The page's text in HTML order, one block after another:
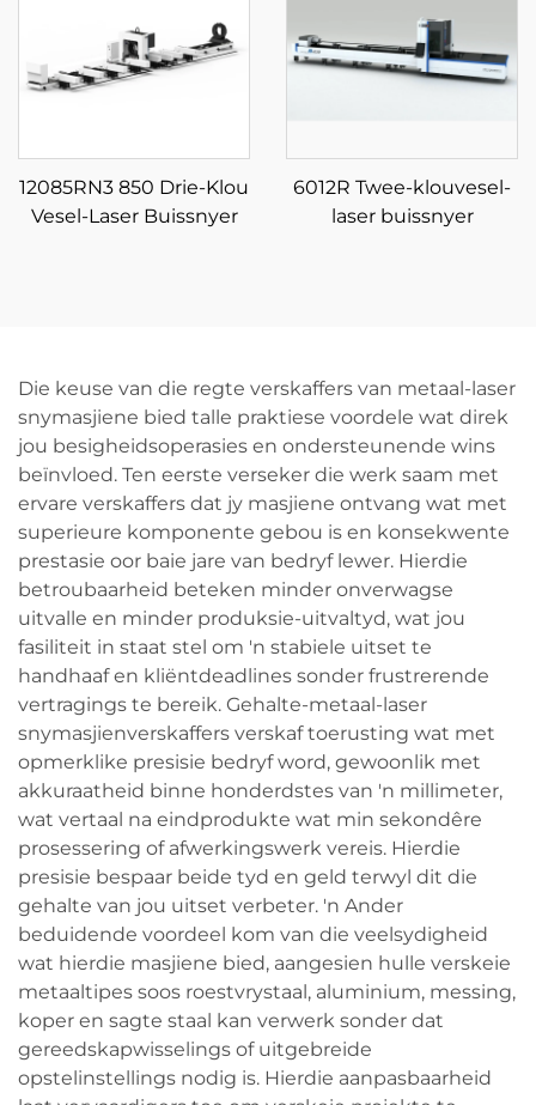
12085RN3 850 Drie-Klou
Vesel-Laser Buissnyer
6012R Twee-klouvesel-
laser buissnyer
Die keuse van die regte verskaffers van metaal-laser
snymasjiene bied talle praktiese voordele wat direk
jou besigheidsoperasies en ondersteunende wins
beïnvloed. Ten eerste verseker die werk saam met
ervare verskaffers dat jy masjiene ontvang wat met
superieure komponente gebou is en konsekwente
prestasie oor baie jare van bedryf lewer. Hierdie
betroubaarheid beteken minder onverwagse
uitvalle en minder produksie-uitvaltyd, wat jou
fasiliteit in staat stel om 'n stabiele uitset te
handhaaf en kliëntdeadlines sonder frustrerende
vertragings te bereik. Gehalte-metaal-laser
snymasjienverskaffers verskaf toerusting wat met
opmerklike presisie bedryf word, gewoonlik met
akkuraatheid binne honderdstes van 'n millimeter,
wat vertaal na eindprodukte wat min sekondêre
prosessering of afwerkingswerk vereis. Hierdie
presisie bespaar beide tyd en geld terwyl dit die
gehalte van jou uitset verbeter. 'n Ander
beduidende voordeel kom van die veelsydigheid
wat hierdie masjiene bied, aangesien hulle verskeie
metaaltipes soos roestvrystaal, aluminium, messing,
koper en sagte staal kan verwerk sonder dat
gereedskapwisselings of uitgebreide
opstelinstellings nodig is. Hierdie aanpasbaarheid